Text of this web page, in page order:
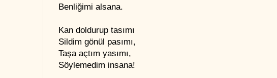
Benliğimi alsana.
Kan doldurup tasımı
Sildim gönül pasımı,
Taşa açtım yasımı,
Söylemedim insana!